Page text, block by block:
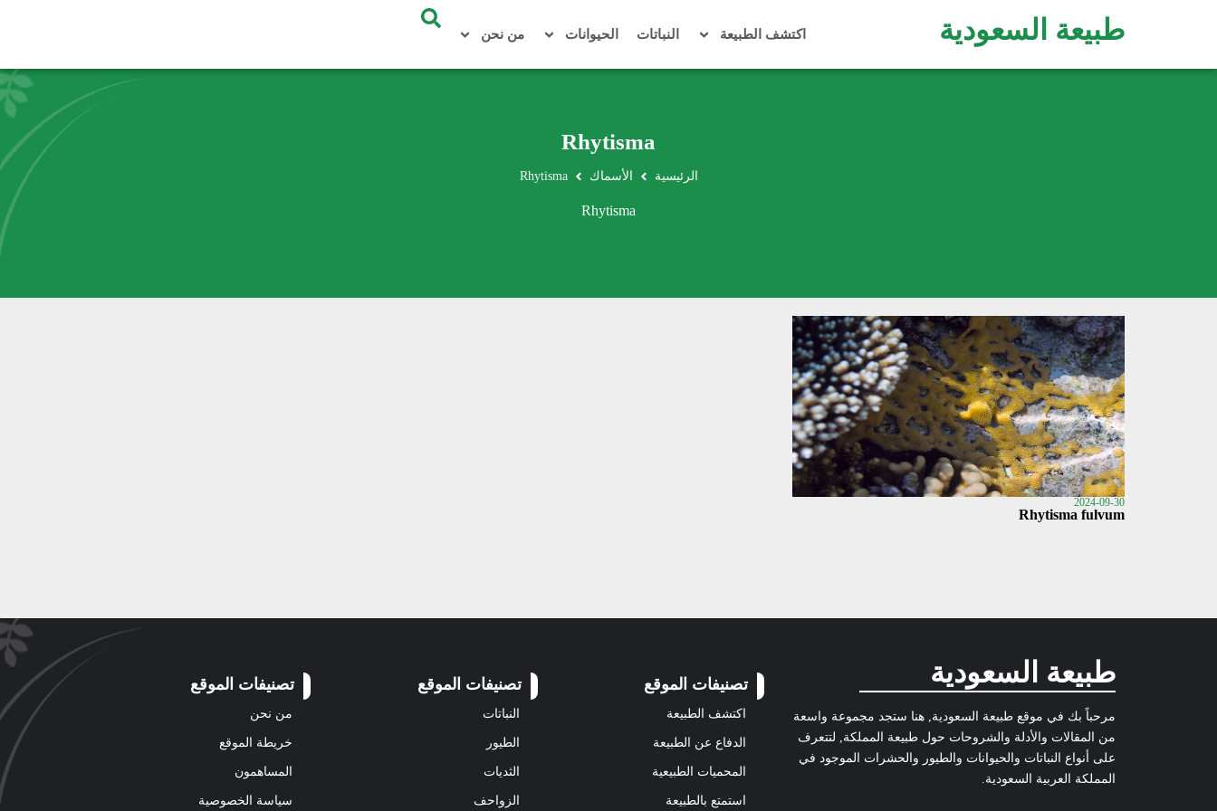
طبيعة السعودية اكتشف الطبيعة النباتات الحيوانات من نحن
Rhytisma
الرئيسية الأسماك Rhytisma
Rhytisma
2024-09-30
Rhytisma fulvum
طبيعة السعودية
مرحباً بك في موقع طبيعة السعودية, هنا ستجد مجموعة واسعة
من المقالات والأدلة والشروحات حول طبيعة المملكة, لتتعرف
على أنواع النباتات والحيوانات والطيور والحشرات الموجود في
المملكة العربية السعودية.
تصنيفات الموقع
اكتشف الطبيعة
الدفاع عن الطبيعة
المحميات الطبيعية
استمتع بالطبيعة
تصنيفات الموقع
النباتات
الطيور
الثديات
الزواحف
تصنيفات الموقع
من نحن
خريطة الموقع
المساهمون
سياسة الخصوصية